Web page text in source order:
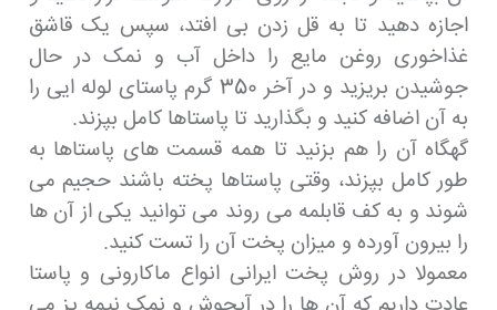
اجازه دهید تا به قل زدن بی افتد، سپس یک قاشق
غذاخوری روغن مایع را داخل آب و نمک در حال
جوشیدن بریزید و در آخر 350 گرم پاستای لوله ایی را
به آن اضافه کنید و بگذارید تا پاستاها کامل بپزند.
گهگاه آن را هم بزنید تا همه قسمت های پاستاها به
طور کامل بپزند، وقتی پاستاها پخته باشند حجیم می
شوند و به کف قابلمه می روند می توانید یکی از آن ها
را بیرون آورده و میزان پخت آن را تست کنید.
معمولا در روش پخت ایرانی انواع ماکارونی و پاستا